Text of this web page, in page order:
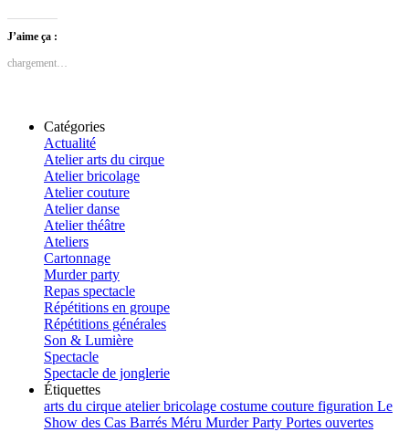
J’aime ça :
chargement…
Catégories
Actualité
Atelier arts du cirque
Atelier bricolage
Atelier couture
Atelier danse
Atelier théâtre
Ateliers
Cartonnage
Murder party
Repas spectacle
Répétitions en groupe
Répétitions générales
Son & Lumière
Spectacle
Spectacle de jonglerie
Étiquettes
arts du cirque atelierbricolage costume couture figuration Le
Show des Cas Barrés Méru Murder Party Portes ouvertes